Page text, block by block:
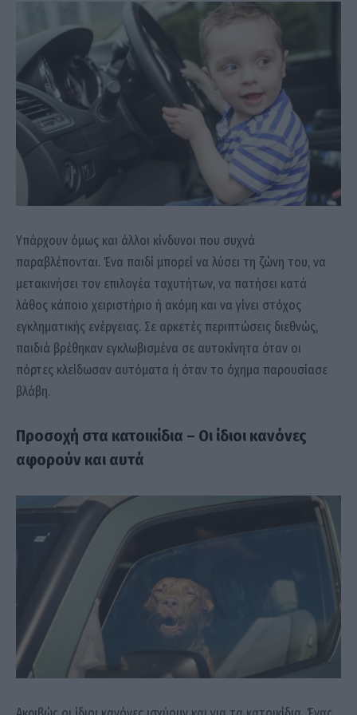
Υπάρχουν όμως και άλλοι κίνδυνοι που συχνά
παραβλέπονται. Ένα παιδί μπορεί να λύσει τη ζώνη του, να
μετακινήσει τον επιλογέα ταχυτήτων, να πατήσει κατά
λάθος κάποιο χειριστήριο ή ακόμη και να γίνει στόχος
εγκληματικής ενέργειας. Σε αρκετές περιπτώσεις διεθνώς,
παιδιά βρέθηκαν εγκλωβισμένα σε αυτοκίνητα όταν οι
πόρτες κλείδωσαν αυτόματα ή όταν το όχημα παρουσίασε
βλάβη.
Προσοχή στα κατοικίδια – Οι ίδιοι κανόνες
αφορούν και αυτά